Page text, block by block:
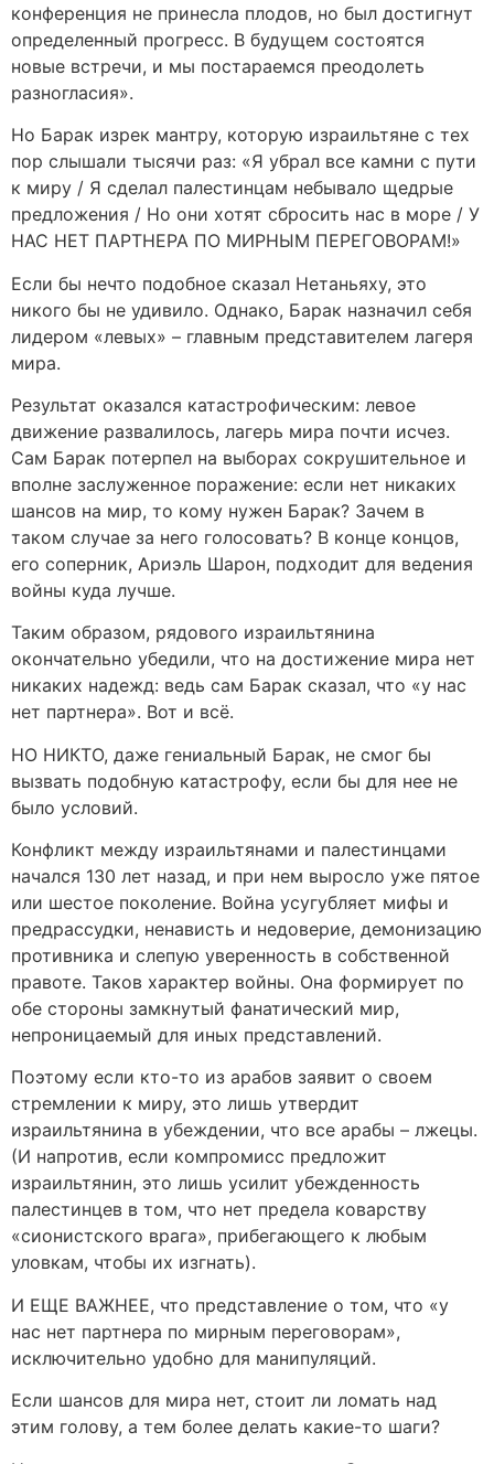
конференция не принесла плодов, но был достигнут
определенный прогресс. В будущем состоятся
новые встречи, и мы постараемся преодолеть
разногласия».
Но Барак изрек мантру, которую израильтяне с тех
пор слышали тысячи раз: «Я убрал все камни с пути
к миру / Я сделал палестинцам небывало щедрые
предложения / Но они хотят сбросить нас в море / У
НАС НЕТ ПАРТНЕРА ПО МИРНЫМ ПЕРЕГОВОРАМ!»
Если бы нечто подобное сказал Нетаньяху, это
никого бы не удивило. Однако, Барак назначил себя
лидером «левых» – главным представителем лагеря
мира.
Результат оказался катастрофическим: левое
движение развалилось, лагерь мира почти исчез.
Сам Барак потерпел на выборах сокрушительное и
вполне заслуженное поражение: если нет никаких
шансов на мир, то кому нужен Барак? Зачем в
таком случае за него голосовать? В конце концов,
его соперник, Ариэль Шарон, подходит для ведения
войны куда лучше.
Таким образом, рядового израильтянина
окончательно убедили, что на достижение мира нет
никаких надежд: ведь сам Барак сказал, что «у нас
нет партнера». Вот и всё.
НО НИКТО, даже гениальный Барак, не смог бы
вызвать подобную катастрофу, если бы для нее не
было условий.
Конфликт между израильтянами и палестинцами
начался 130 лет назад, и при нем выросло уже пятое
или шестое поколение. Война усугубляет мифы и
предрассудки, ненависть и недоверие, демонизацию
противника и слепую уверенность в собственной
правоте. Таков характер войны. Она формирует по
обе стороны замкнутый фанатический мир,
непроницаемый для иных представлений.
Поэтому если кто-то из арабов заявит о своем
стремлении к миру, это лишь утвердит
израильтянина в убеждении, что все арабы – лжецы.
(И напротив, если компромисс предложит
израильтянин, это лишь усилит убежденность
палестинцев в том, что нет предела коварству
«сионистского врага», прибегающего к любым
уловкам, чтобы их изгнать).
И ЕЩЕ ВАЖНЕЕ, что представление о том, что «у
нас нет партнера по мирным переговорам»,
исключительно удобно для манипуляций.
Если шансов для мира нет, стоит ли ломать над
этим голову, а тем более делать какие-то шаги?